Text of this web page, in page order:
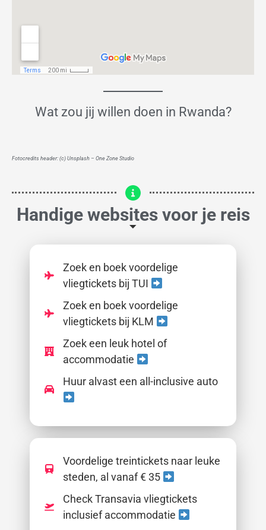
Wat zou jij willen doen in Rwanda?
Fotocredits header: (c) Unsplash – One Zone Studio
Handige websites voor je reis
Zoek en boek voordelige
vliegtickets bij TUI
Zoek en boek voordelige
vliegtickets bij KLM
Zoek een leuk hotel of
accommodatie
Huur alvast een all-inclusive auto
Voordelige treintickets naar leuke
steden, al vanaf € 35
Check Transavia vliegtickets
inclusief accommodatie